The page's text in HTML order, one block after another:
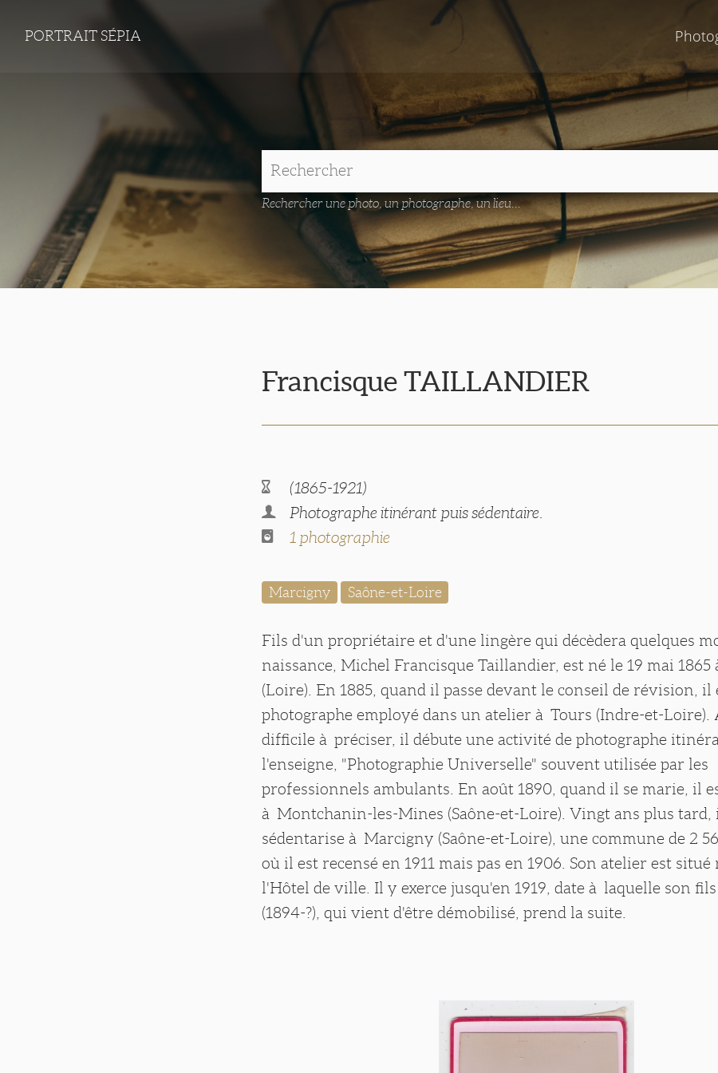
PORTRAIT SÉPIA
Rechercher une photo, un photographe, un lieu...
Francisque TAILLANDIER
(1865-1921)
Photographe itinérant puis sédentaire.
1 photographie
Marcigny Saône-et-Loire
Fils d'un propriétaire et d'une lingère qui décèdera quelques
naissance, Michel Francisque Taillandier, est né le 19 mai 1865
(Loire). En 1885, quand il passe devant le conseil de révision, il
photographe employé dans un atelier à Tours (Indre-et-Loire).
difficile à préciser, il débute une activité de photographe
l'enseigne, "Photographie Universelle" souvent utilisée par les
professionnels ambulants. En août 1890, quand il se marie, il
à Montchanin-les-Mines (Saône-et-Loire). Vingt ans plus tard,
sédentarise à Marcigny (Saône-et-Loire), une commune de 2
où il est recensé en 1911 mais pas en 1906. Son atelier est situé
l'Hôtel de ville. Il y exerce jusqu'en 1919, date à laquelle son
(1894-?), qui vient d'être démobilisé, prend la suite.